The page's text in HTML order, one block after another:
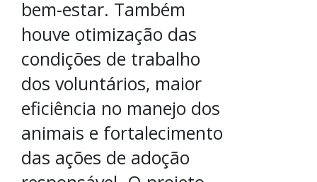
bem-estar. Também
houve otimização das
condições de trabalho
dos voluntários, maior
eficiência no manejo dos
animais e fortalecimento
das ações de adoção